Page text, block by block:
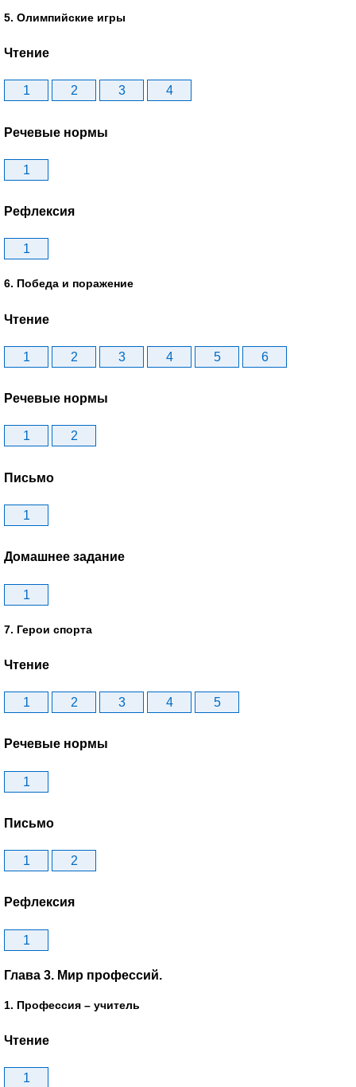
5. Олимпийские игры
Чтение
1 2 3 4
Речевые нормы
1
Рефлексия
1
6. Победа и поражение
Чтение
1 2 3 4 5 6
Речевые нормы
1 2
Письмо
1
Домашнее задание
1
7. Герои спорта
Чтение
1 2 3 4 5
Речевые нормы
1
Письмо
1 2
Рефлексия
1
Глава 3. Мир профессий.
1. Профессия – учитель
Чтение
1